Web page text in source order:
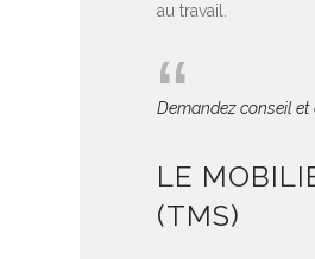
au travail.
Demandez conseil
LE
(TMS)